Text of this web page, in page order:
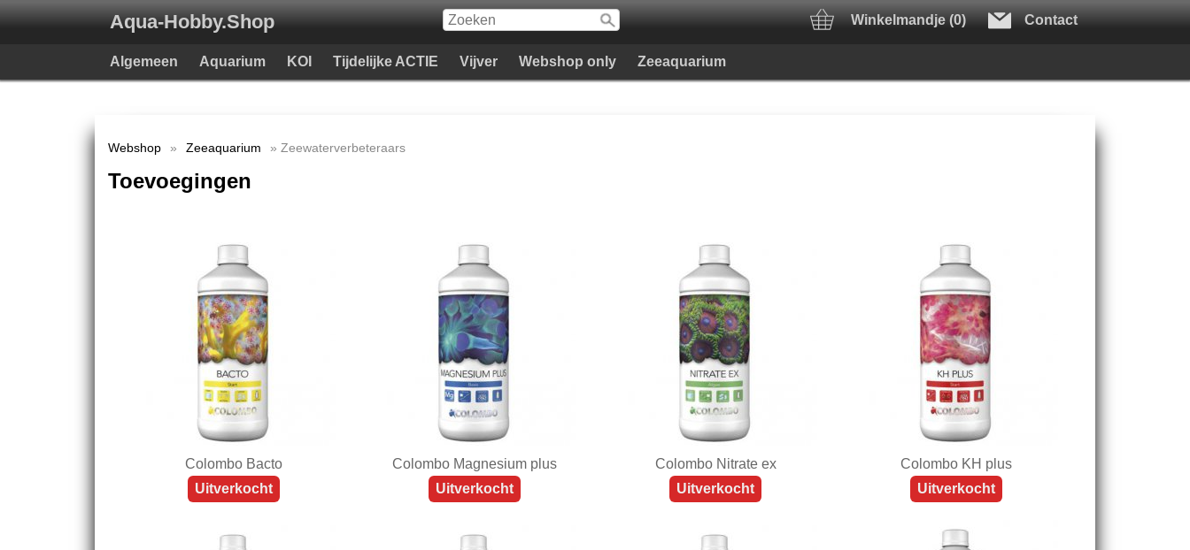
Aqua-Hobby.Shop Winkelmandje (0) Contact
Algemeen Aquarium KOI Tijdelijke ACTIE Vijver Webshop only Zeeaquarium
Webshop » Zeeaquarium » Zeewaterverbeteraars
Toevoegingen
Colombo Bacto
Uitverkocht
Colombo Magnesium plus
Uitverkocht
Colombo Nitrate ex
Uitverkocht
Colombo KH plus
Uitverkocht